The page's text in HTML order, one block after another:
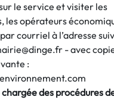
le service et visiter les
les opérateurs
courriel à l’adresse
- avec
:
des procédures